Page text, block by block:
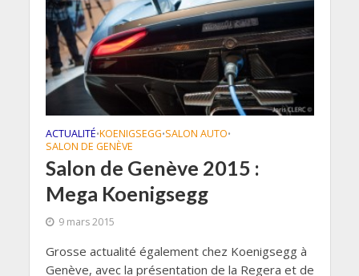
ACTUALITÉ•KOENIGSEGG•SALON AUTO•
SALON DE GENÈVE
Salon de Genève 2015 :
Mega Koenigsegg
9 mars 2015
Grosse actualité également chez Koenigsegg à
Genève, avec la présentation de la Regera et de